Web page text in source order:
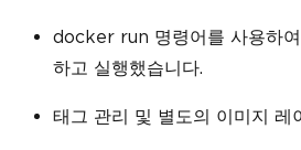
docker run 명령어를 사용하
하고 실행했습니다.
태그 관리 및 별도의 이미지 레